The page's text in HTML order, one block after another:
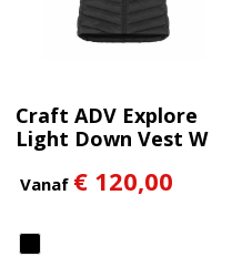
Craft ADV Explore
Light Down Vest W
Vanaf € 120,00